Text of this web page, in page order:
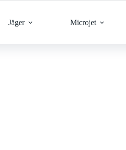
Jäger Microjet